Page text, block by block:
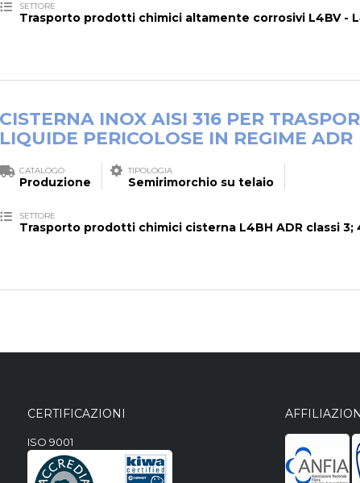
SETTORE
Trasporto prodotti chimici altamente corrosivi L4BV -
CISTERNA INOX AISI 316 PER
LIQUIDE PERICOLOSE IN REGIME ADR
CATALOGO
Produzione
TIPOLOGIA
Semirimorchio su telaio
SETTORE
Trasporto prodotti chimici cisterna L4BH ADR classi 3;
CERTIFICAZIONI
ISO 9001